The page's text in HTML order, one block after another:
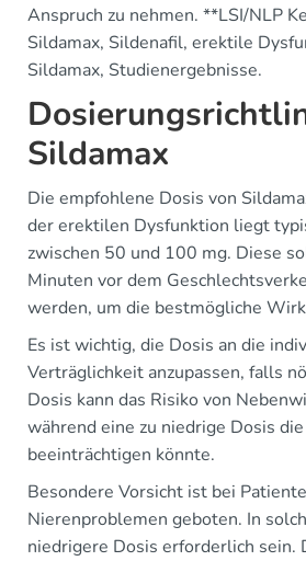
Anspruch zu nehmen. **LSI/NLP
Sildamax, Sildenafil, erektile
Sildamax, Studienergebnisse.
Sildamax
Die empfohlene Dosis von
der erektilen Dysfunktion liegt
zwischen 50 und 100 mg. Diese
Minuten vor dem
werden, um die bestmögliche
Es ist wichtig, die Dosis an die
Verträglichkeit anzupassen, falls
Dosis kann das Risiko von
während eine zu niedrige Dosis
beeinträchtigen könnte.
Besondere Vorsicht ist bei
Nierenproblemen geboten. In
niedrigere Dosis erforderlich sein.